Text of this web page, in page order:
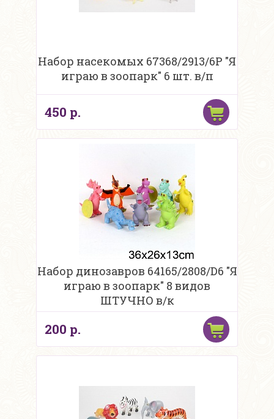
Набор насекомых 67368/2913/6Р "Я
играю в зоопарк" 6 шт. в/п
450 р.
Набор динозавров 64165/2808/D6 "Я
играю в зоопарк" 8 видов
ШТУЧНО в/к
200 р.